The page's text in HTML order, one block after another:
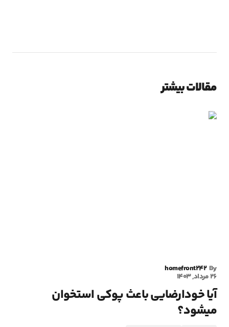
مقالات بیشتر
By
homefront242
26 مرداد, 1403
آیا خودارضایی باعث پوکی استخوان
میشود؟